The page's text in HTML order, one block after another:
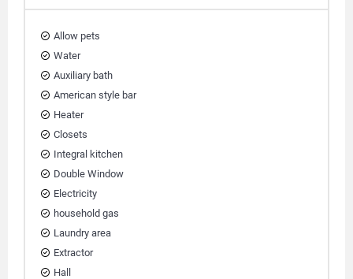
Allow pets
Water
Auxiliary bath
American style bar
Heater
Closets
Integral kitchen
Double Window
Electricity
household gas
Laundry area
Extractor
Hall